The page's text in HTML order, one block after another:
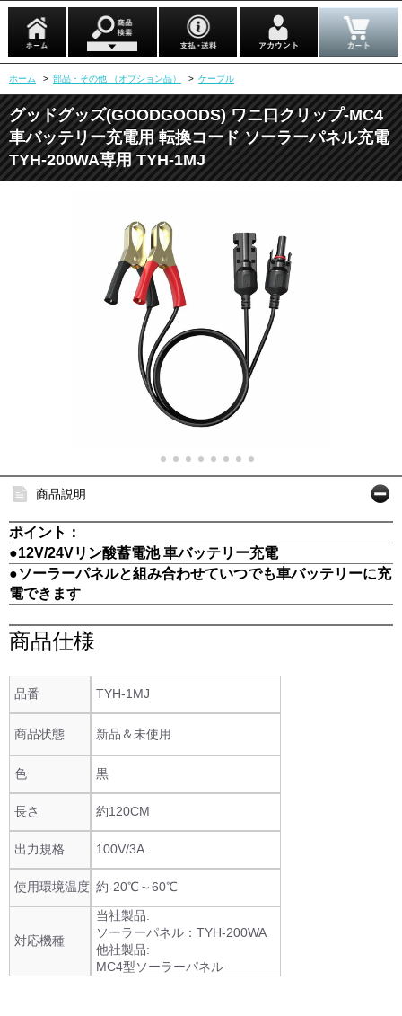
ホーム > 部品・その他 （オプション品） > ケーブル
グッドグッズ(GOODGOODS) ワニ口クリップ-MC4
車バッテリー充電用 転換コード ソーラーパネル充電
TYH-200WA専用 TYH-1MJ
商品説明
ポイント：
●12V/24Vリン酸蓄電池 車バッテリー充電
●ソーラーパネルと組み合わせていつでも車バッテリーに充
電できます
商品仕様
品番 TYH-1MJ
商品状態 新品＆未使用
色 黒
長さ 約120CM
出力規格 100V/3A
使用環境温度 約-20℃～60℃
対応機種
当社製品:
ソーラーパネル：TYH-200WA
他社製品:
MC4型ソーラーパネル